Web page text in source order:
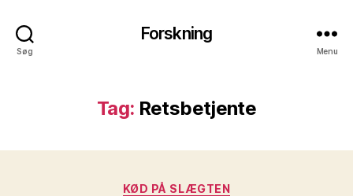
Søg
Forskning
Menu
Tag: Retsbetjente
Kategorier
KØD PÅ SLÆGTEN